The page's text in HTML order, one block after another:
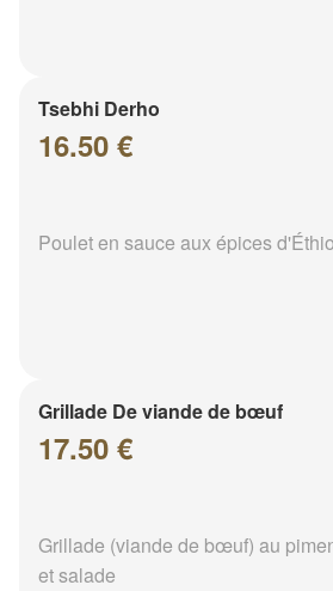
Tsebhi Derho
16.50 €
Poulet en sauce aux épices
Grillade De viande de bœuf
17.50 €
Grillade (viande de bœuf) au
et salade